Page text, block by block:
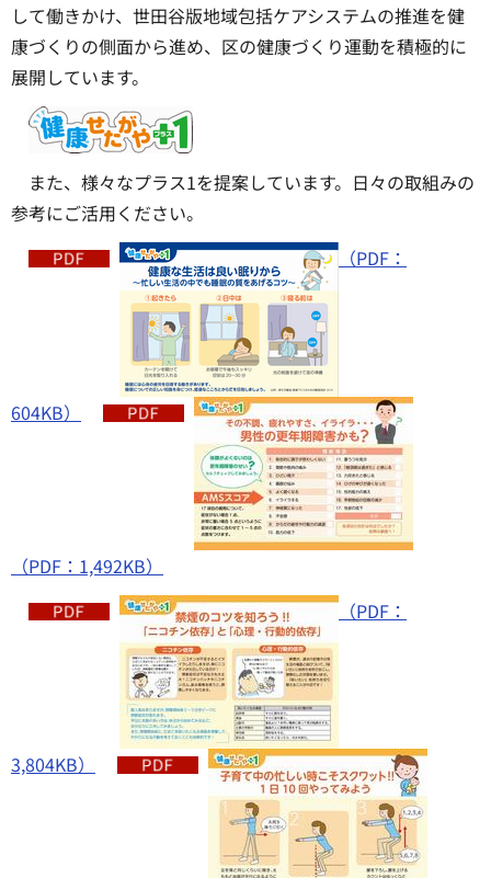
して働きかけ、世田谷版地域包括ケアシステムの推進を健
康づくりの側面から進め、区の健康づくり運動を積極的に
展開しています。
また、様々なプラス1を提案しています。日々の取組みの
参考にご活用ください。
（PDF：
604KB）
（PDF：1,492KB）
（PDF：
3,804KB）